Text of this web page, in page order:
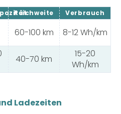
Reichweite Verbrauch
60-100 km 8-12 Wh/km
40-70 km
15-20
Wh/km
Ladezeiten